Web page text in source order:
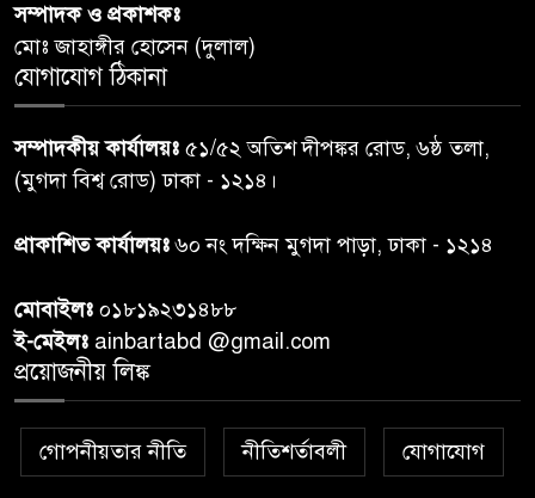
পেশ
৬
তদন্ত শেষ পর্যায়ে, দ্রুত চার্জশিট
৭
রাতের মধ্যে ঢাকাসহ ১০ অঞ্চলে
ঝড়বৃষ্টির পূর্বাভাস
৮
প্রধানমন্ত্রীর সঙ্গে দেখা করে স্বপ্নপূরণ
উপহার
৯
২০ আগস্ট রাষ্ট্রপতি নির্বাচন,
১০
সম্পাদক ও প্রকাশকঃ
মোঃ জাহাঙ্গীর হোসেন (দুলাল)
যোগাযোগ ঠিকানা
সম্পাদকীয় কার্যালয়ঃ ৫১/৫২ অতিশ দীপঙ্কর রোড, ৬ষ্ঠ তলা,
(মুগদা বিশ্ব রোড) ঢাকা - ১২১৪।
প্রাকাশিত কার্যালয়ঃ৬০ নং দক্ষিন মুগদা পাড়া, ঢাকা - ১২১৪
মোবাইলঃ ০১৮১৯২৩১৪৮৮
ই-মেইলঃ ainbartabd @gmail.com
প্রয়োজনীয় লিঙ্ক
গোপনীয়তার নীতি নীতিশর্তাবলী যোগাযোগ